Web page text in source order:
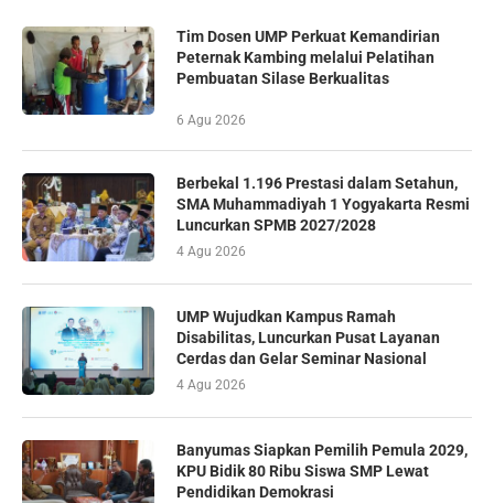
Tim Dosen UMP Perkuat Kemandirian
Peternak Kambing melalui Pelatihan
Pembuatan Silase Berkualitas
6 Agu 2026
Berbekal 1.196 Prestasi dalam Setahun,
SMA Muhammadiyah 1 Yogyakarta Resmi
Luncurkan SPMB 2027/2028
4 Agu 2026
UMP Wujudkan Kampus Ramah
Disabilitas, Luncurkan Pusat Layanan
Cerdas dan Gelar Seminar Nasional
4 Agu 2026
Banyumas Siapkan Pemilih Pemula 2029,
KPU Bidik 80 Ribu Siswa SMP Lewat
Pendidikan Demokrasi